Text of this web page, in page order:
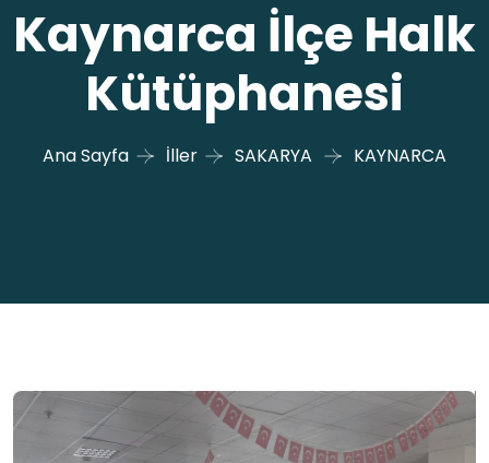
Kaynarca İlçe Halk
Kütüphanesi
Ana Sayfa İller SAKARYA KAYNARCA